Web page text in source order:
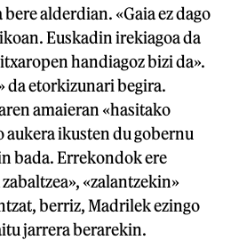
alderdian. «Gaia ez dago
Euskadin irekiagoa da
handiagoz bizi da».
da etorkizunari begira.
amaieran «hasitako
ikusten du gobernu
bada. Errekondok ere
«zalantzekin»
berriz, Madrilek ezingo
jarrera berarekin.